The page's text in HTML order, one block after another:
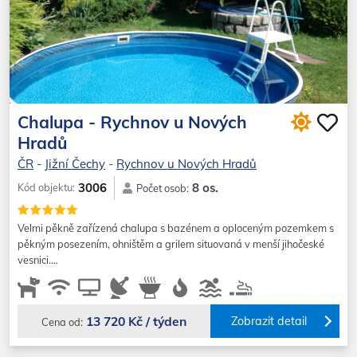
Chalupa - Rychnov u Nových
Hradů
ČR - Jižní Čechy - Rychnov u Nových Hradů
Kód objektu: 3006 Počet osob: 8 os.
Velmi pěkně zařízená chalupa s bazénem a oploceným pozemkem s
pěkným posezením, ohništěm a grilem situovaná v menší jihočeské
vesnici.…
Cena od: 13 720 Kč / týden Zobrazit detail